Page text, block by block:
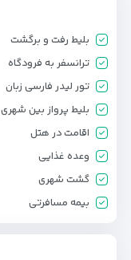
بلیط رفت و برگشت
ترانسفر به فرودگاه
تور لیدر فارسی زبان
بلیط پرواز بین شهری
اقامت در هتل
وعده غذایی
گشت شهری
بیمه مسافرتی